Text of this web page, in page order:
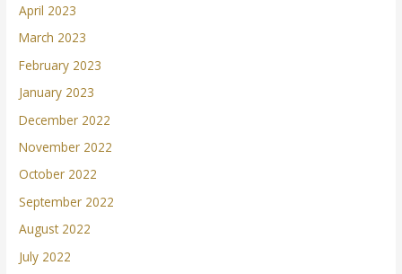
April 2023
March 2023
February 2023
January 2023
December 2022
November 2022
October 2022
September 2022
August 2022
July 2022